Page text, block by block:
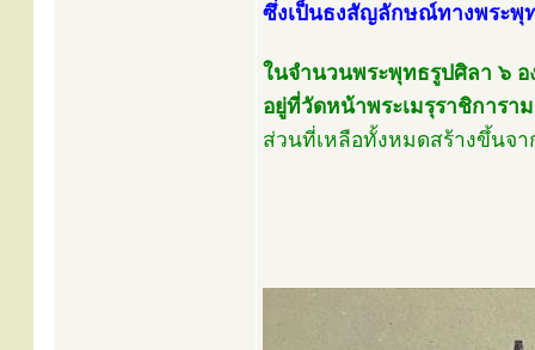
ซึ่งเป็นธงสัญลักษณ์ทางพระพุ
ในจำนวนพระพุทธรูปศิลา ๖ อ
อยู่ที่วัดหน้าพระเมรุราชิการา
ส่วนที่เหลือทั้งหมดสร้างขึ้นจา